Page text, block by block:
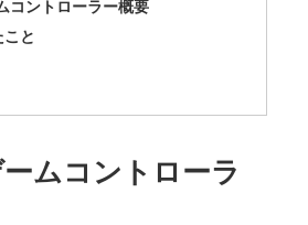
コントローラー概要
と
ムコントローラ